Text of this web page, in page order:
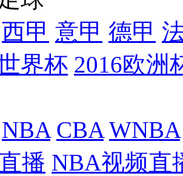
西甲 意甲 德甲
界杯 2016欧洲
NBA CBA WNBA
播 NBA视频直